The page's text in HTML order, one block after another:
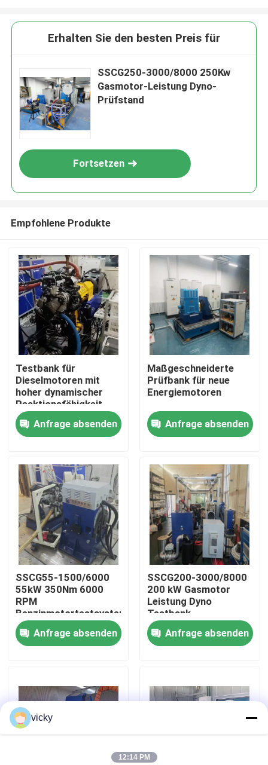
Heim
Über uns
Werksbesichtigung
Kontakt mit uns
Neuigkeiten
Drehmoment-Dynamometer
Hochgeschwindigkeitsdynamometer
Erhalten Sie den besten Preis für
SSCG250-3000/8000 250Kw
Gasmotor-Leistung Dyno-
Prüfstand
Fortsetzen
Empfohlene Produkte
Testbank für
Dieselmotoren mit
hoher dynamischer
Reaktionsfähigkeit
Anfrage absenden
Maßgeschneiderte
Prüfbank für neue
Energiemotoren
Anfrage absenden
SSCG55-1500/6000
55kW 350Nm 6000
RPM
Benzinmotortestsystem
Anfrage absenden
SSCG200-3000/8000
200 kW Gasmotor
Leistung Dyno
Testbank
Anfrage absenden
vicky
12:14 PM